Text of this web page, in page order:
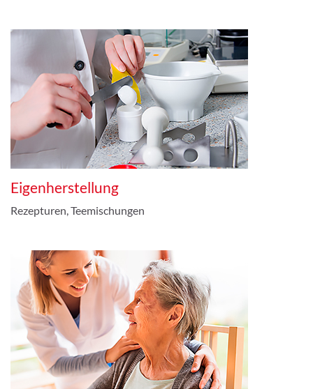
Eigenherstellung
Rezepturen, Teemischungen